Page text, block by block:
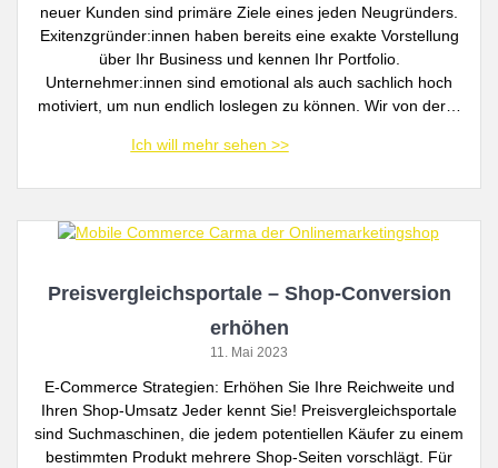
neuer Kunden sind primäre Ziele eines jeden Neugründers.
Exitenzgründer:innen haben bereits eine exakte Vorstellung
über Ihr Business und kennen Ihr Portfolio.
Unternehmer:innen sind emotional als auch sachlich hoch
motiviert, um nun endlich loslegen zu können. Wir von der…
Preisvergleichsportale – Shop-Conversion
erhöhen
11. Mai 2023
E-Commerce Strategien: Erhöhen Sie Ihre Reichweite und
Ihren Shop-Umsatz Jeder kennt Sie! Preisvergleichsportale
sind Suchmaschinen, die jedem potentiellen Käufer zu einem
bestimmten Produkt mehrere Shop-Seiten vorschlägt. Für